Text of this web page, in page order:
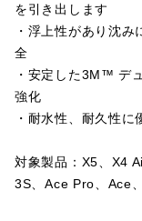
を引き出します
・浮上性があり沈
全
・安定した3M™ デ
強化
・耐水性、耐久性
対象製品：X5、X4
3S、Ace Pro、Ace